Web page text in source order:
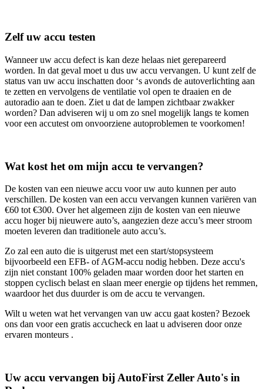
Zelf uw accu testen
Wanneer uw accu defect is kan deze helaas niet gerepareerd
worden. In dat geval moet u dus uw accu vervangen. U kunt zelf de
status van uw accu inschatten door ‘s avonds de autoverlichting aan
te zetten en vervolgens de ventilatie vol open te draaien en de
autoradio aan te doen. Ziet u dat de lampen zichtbaar zwakker
worden? Dan adviseren wij u om zo snel mogelijk langs te komen
voor een accutest om onvoorziene autoproblemen te voorkomen!
Wat kost het om mijn accu te vervangen?
De kosten van een nieuwe accu voor uw auto kunnen per auto
verschillen. De kosten van een accu vervangen kunnen variëren van
€60 tot €300. Over het algemeen zijn de kosten van een nieuwe
accu hoger bij nieuwere auto’s, aangezien deze accu’s meer stroom
moeten leveren dan traditionele auto accu’s.
Zo zal een auto die is uitgerust met een start/stopsysteem
bijvoorbeeld een EFB- of AGM-accu nodig hebben. Deze accu's
zijn niet constant 100% geladen maar worden door het starten en
stoppen cyclisch belast en slaan meer energie op tijdens het remmen,
waardoor het dus duurder is om de accu te vervangen.
Wilt u weten wat het vervangen van uw accu gaat kosten? Bezoek
ons dan voor een gratis accucheck en laat u adviseren door onze
ervaren monteurs .
Uw accu vervangen bij AutoFirst Zeller Auto's in